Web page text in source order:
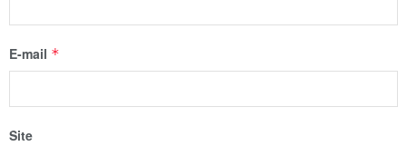
E-mail *
Site